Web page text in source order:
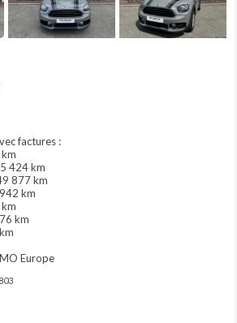
factures :
424 km
877 km
km
km
Europe